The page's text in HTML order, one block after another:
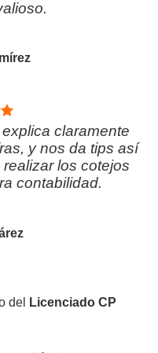
claramente
y nos da tips así
los cotejos
contabilidad.
del
Licenciado CP